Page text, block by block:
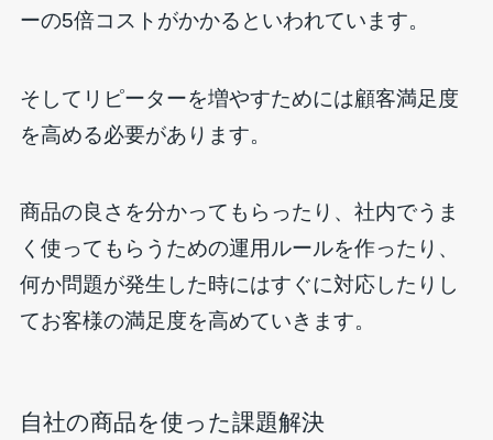
ーの5倍コストがかかるといわれています。
そしてリピーターを増やすためには顧客満足度
を高める必要があります。
商品の良さを分かってもらったり、社内でうま
く使ってもらうための運用ルールを作ったり、
何か問題が発生した時にはすぐに対応したりし
てお客様の満足度を高めていきます。
自社の商品を使った課題解決